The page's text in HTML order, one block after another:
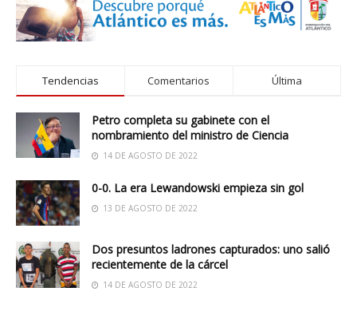
Tendencias Comentarios Última
Petro completa su gabinete con el
nombramiento del ministro de Ciencia
14 DE AGOSTO DE 2022
0-0. La era Lewandowski empieza sin gol
13 DE AGOSTO DE 2022
Dos presuntos ladrones capturados: uno salió
recientemente de la cárcel
14 DE AGOSTO DE 2022